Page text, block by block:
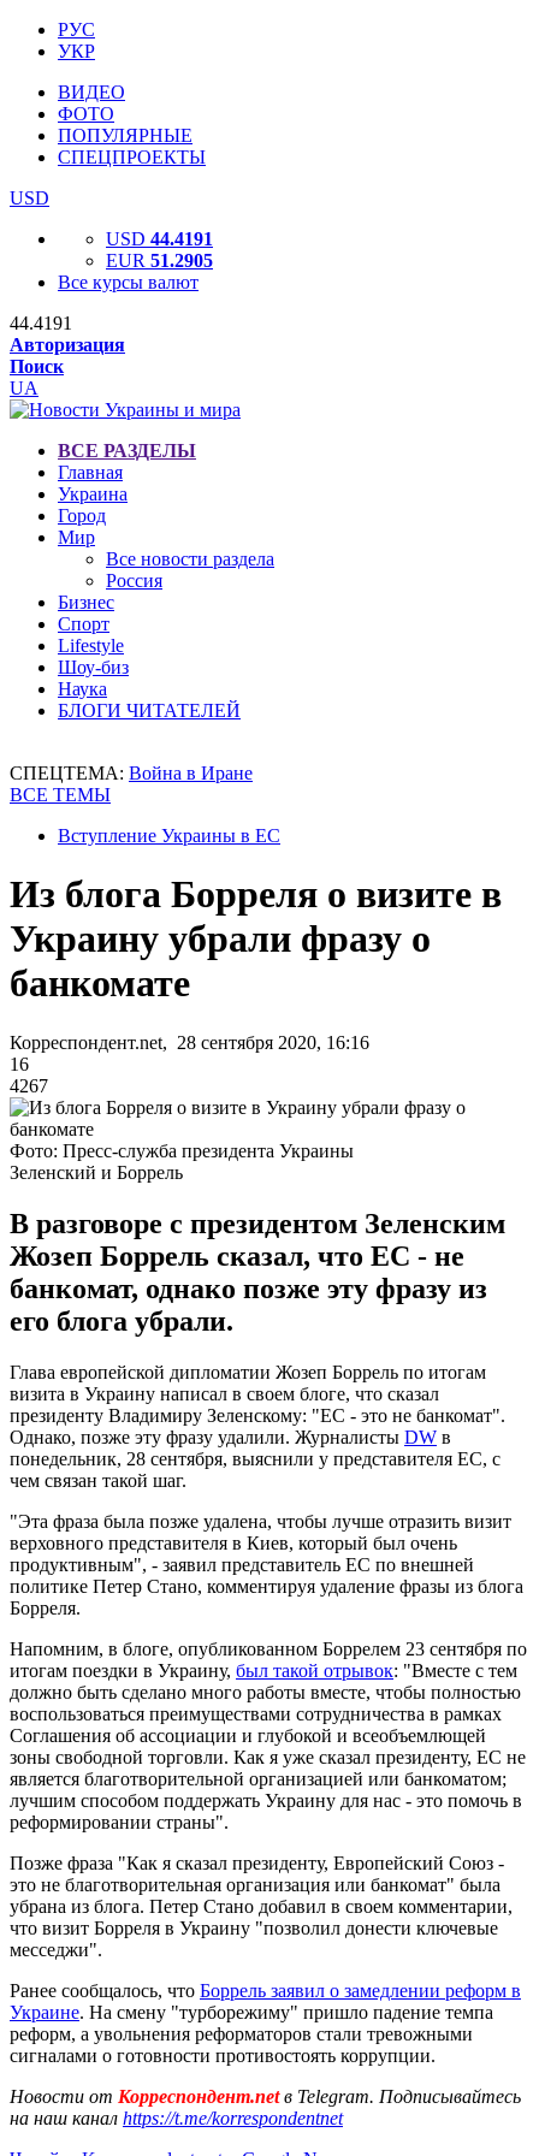
РУС
УКР
ВИДЕО
ФОТО
ПОПУЛЯРНЫЕ
СПЕЦПРОЕКТЫ
USD
USD 44.4191
EUR 51.2905
Все курсы валют
44.4191
Авторизация
Поиск
UA
ВСЕ РАЗДЕЛЫ
Главная
Украина
Город
Мир
Все новости раздела
Россия
Бизнес
Спорт
Lifestyle
Шоу-биз
Наука
БЛОГИ ЧИТАТЕЛЕЙ
СПЕЦТЕМА: Война в Иране
ВСЕ ТЕМЫ
Вступление Украины в ЕС
Из блога Борреля о визите в
Украину убрали фразу о
банкомате
Корреспондент.net, 28 сентября 2020, 16:16
16
4267
Фото: Пресс-служба президента Украины
Зеленский и Боррель
В разговоре с президентом Зеленским
Жозеп Боррель сказал, что ЕС - не
банкомат, однако позже эту фразу из
его блога убрали.
Глава европейской дипломатии Жозеп Боррель по итогам
визита в Украину написал в своем блоге, что сказал
президенту Владимиру Зеленскому: "ЕС - это не банкомат".
Однако, позже эту фразу удалили. Журналисты DW в
понедельник, 28 сентября, выяснили у представителя ЕС, с
чем связан такой шаг.
"Эта фраза была позже удалена, чтобы лучше отразить визит
верховного представителя в Киев, который был очень
продуктивным", - заявил представитель ЕС по внешней
политике Петер Стано, комментируя удаление фразы из блога
Борреля.
Напомним, в блоге, опубликованном Боррелем 23 сентября по
итогам поездки в Украину, был такой отрывок: "Вместе с тем
должно быть сделано много работы вместе, чтобы полностью
воспользоваться преимуществами сотрудничества в рамках
Соглашения об ассоциации и глубокой и всеобъемлющей
зоны свободной торговли. Как я уже сказал президенту, ЕС не
является благотворительной организацией или банкоматом;
лучшим способом поддержать Украину для нас - это помочь в
реформировании страны".
Позже фраза "Как я сказал президенту, Европейский Союз -
это не благотворительная организация или банкомат" была
убрана из блога. Петер Стано добавил в своем комментарии,
что визит Борреля в Украину "позволил донести ключевые
месседжи".
Ранее сообщалось, что Боррель заявил о замедлении реформ в
Украине. На смену "турборежиму" пришло падение темпа
реформ, а увольнения реформаторов стали тревожными
сигналами о готовности противостоять коррупции.
Новости от Корреспондент.netв Telegram. Подписывайтесь
на наш канал https://t.me/korrespondentnet